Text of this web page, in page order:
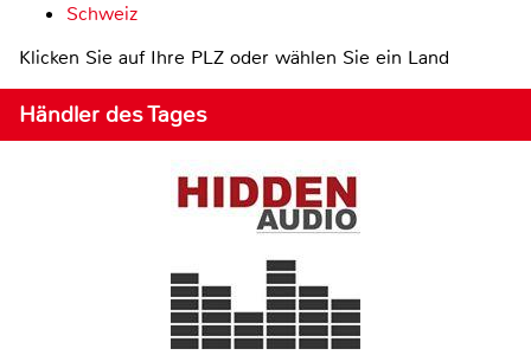
Schweiz
Klicken Sie auf Ihre PLZ oder wählen Sie ein Land
Händler des Tages